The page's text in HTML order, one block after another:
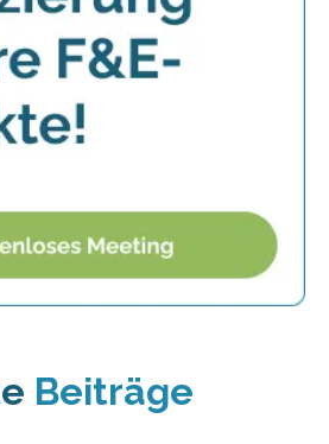
Beiträge